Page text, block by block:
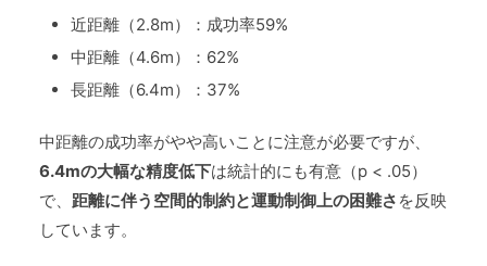
近距離（2.8m）：成功率59%
中距離（4.6m）：62%
長距離（6.4m）：37%
中距離の成功率がやや高いことに注意が必要ですが、
6.4mの大幅な精度低下は統計的にも有意（p < .05）
で、 距離に伴う空間的制約と運動制御上の困難さ を反映
しています。